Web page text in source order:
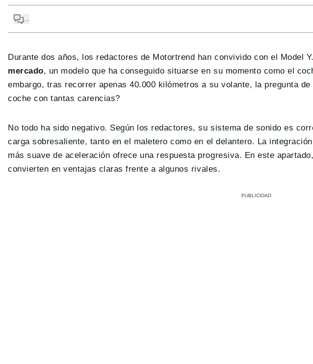
Durante dos años, los redactores de Motortrend han convivido con el Model
mercado, un modelo que ha conseguido situarse en su momento como el
embargo, tras recorrer apenas 40.000 kilómetros a su volante, la pregunta
coche con tantas carencias?
No todo ha sido negativo. Según los redactores, su sistema de sonido es
carga sobresaliente, tanto en el maletero como en el delantero. La
más suave de aceleración ofrece una respuesta progresiva. En este apartado,
convierten en ventajas claras frente a algunos rivales.